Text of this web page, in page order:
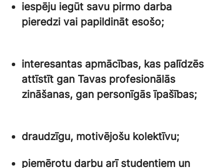
iespēju iegūt savu pirmo darba
pieredzi vai papildināt esošo;
interesantas apmācības, kas palīdzēs
attīstīt gan Tavas profesionālās
zināšanas, gan personīgās īpašības;
draudzīgu, motivējošu kolektīvu;
piemērotu darbu arī studentiem un